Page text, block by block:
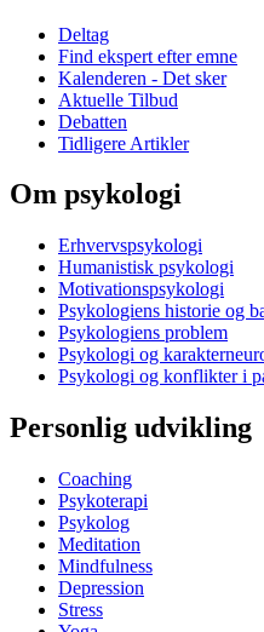
Deltag
Find ekspert efter emne
Kalenderen - Det sker
Aktuelle Tilbud
Debatten
Tidligere Artikler
Om psykologi
Erhvervspsykologi
Humanistisk psykologi
Motivationspsykologi
Psykologiens historie og
Psykologiens problem
Psykologi og
Psykologi og konflikter i
Personlig udvikling
Coaching
Psykoterapi
Psykolog
Meditation
Mindfulness
Depression
Stress